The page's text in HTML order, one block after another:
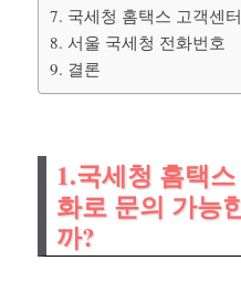
7. 국세청 홈택스 고객센
8. 서울 국세청 전화번호
9. 결론
1.국세청 홈택
화로 문의 가능
까?